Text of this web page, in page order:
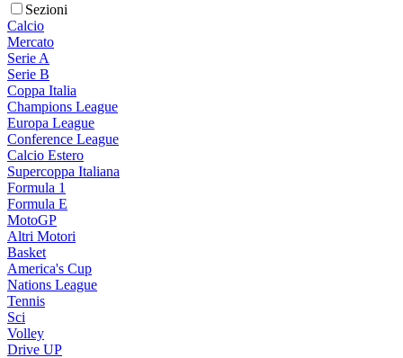
Sezioni
Calcio
Mercato
Serie A
Serie B
Coppa Italia
Champions League
Europa League
Conference League
Calcio Estero
Supercoppa Italiana
Formula 1
Formula E
MotoGP
Altri Motori
Basket
America's Cup
Nations League
Tennis
Sci
Volley
Drive UP